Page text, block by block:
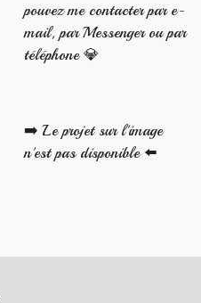
pouvez me contacter par e-
mail, par Messenger ou par
téléphone 💎
➡️ Le projet sur l'image
n'est pas disponible ⬅️